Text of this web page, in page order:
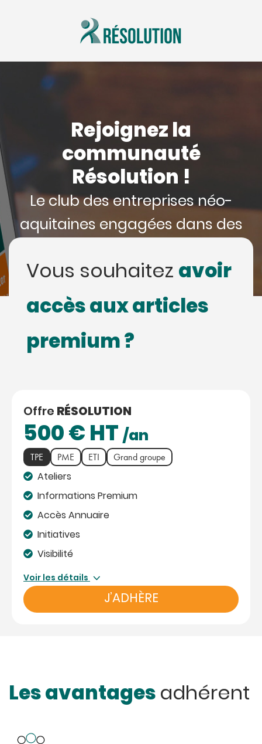
Rejoignez la
communauté
Résolution !
Le club des entreprises néo-
aquitaines engagées dans des
Vous souhaitezavoir
accès aux articles
premium ?
OffreRÉSOLUTION
500€ HT/an
TPE PME ETI Grand groupe
Ateliers
Informations Premium
Accès Annuaire
Initiatives
Visibilité
Voir les détails
J’ADHÈRE
Les avantagesadhérent